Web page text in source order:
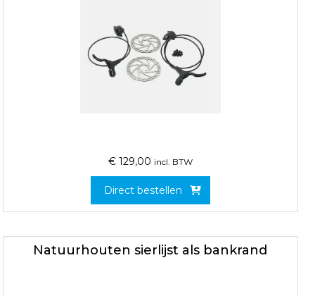
€ 129,00 incl. BTW
Direct bestellen
Natuurhouten sierlijst als bankrand